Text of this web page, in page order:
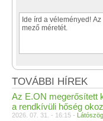
TOVÁBBI HÍREK
Az E.ON megerősített
a rendkívüli hőség
2026. 07. 31. - 16:15 - Látószög